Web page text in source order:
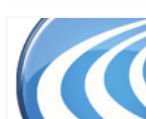
21.10. Rovaniemi, Syd?nkeskustalvisarja ja
Talvisarjan 50-vuotisjuhlakilpailu: N 10 km
Panula (-91) (Helsinki) 43.26 PB. 21.10.
maraton: M Puolimaraton/Halfmarathon 2)
RunClub 1.14.49 PB, 5) Antti Mattila (-75)
Marko Savolainen (-81) KU-58 1.23.34, 20)
[…]